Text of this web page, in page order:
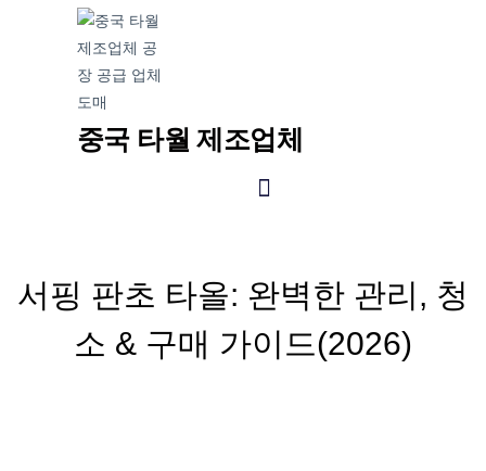
중국 타월 제조업체
서핑 판초 타올: 완벽한 관리, 청
소 & 구매 가이드(2026)